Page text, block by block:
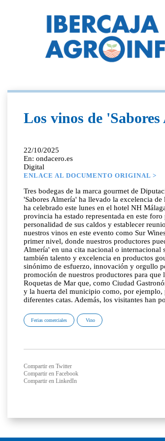
Los vinos de
22/10/2025
En: ondacero.es
Digital
ENLACE AL DOCUMENTO ORIGINAL >
Tres bodegas de la marca gourmet de
'Sabores Almería' ha llevado la excelencia
ha celebrado este lunes en el hotel NH
provincia ha estado representada en este
personalidad de sus caldos y establecer
nuestros vinos en este evento como Sur
primer nivel, donde nuestros productores
Almería' en una cita nacional o internacional
también talento y excelencia en productos
sinónimo de esfuerzo, innovación y orgullo
promoción de nuestros productores para que
Roquetas de Mar que, como Ciudad
y la huerta del municipio como, por ejemplo,
diferentes catas. Además, los visitantes han
Ferias comerciales Vino
Compartir en Twitter
Compartir en Facebook
Compartir en LinkedIn